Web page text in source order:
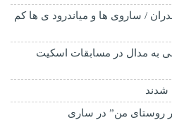
/ ساروی ها و میاندرود ی ها کم
به مدال در مسابقات اسکیت
شدند
روستای من” در ساری